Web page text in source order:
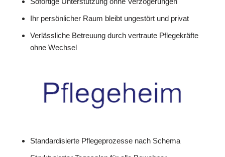
Ihr persönlicher Raum bleibt ungestört und privat
Verlässliche Betreuung durch vertraute Pflegekräfte
ohne Wechsel
Standardisierte Pflegeprozesse nach Schema